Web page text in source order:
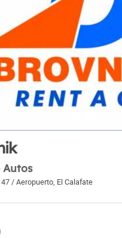
Autos
/ Aeropuerto, El Calafate